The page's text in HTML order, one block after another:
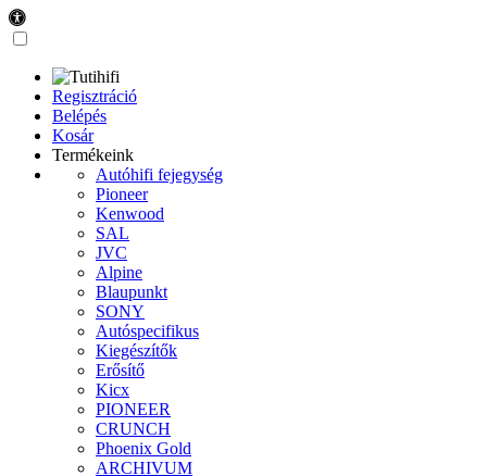
Regisztráció
Belépés
Kosár
Termékeink
Autóhifi fejegység
Pioneer
Kenwood
SAL
JVC
Alpine
Blaupunkt
SONY
Autóspecifikus
Kiegészítők
Erősítő
Kicx
PIONEER
CRUNCH
Phoenix Gold
ARCHIVUM